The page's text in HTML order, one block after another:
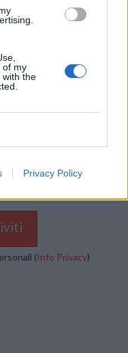
of my
with the
Privacy Policy
di TecnoGazzetta?
(Info Privacy)